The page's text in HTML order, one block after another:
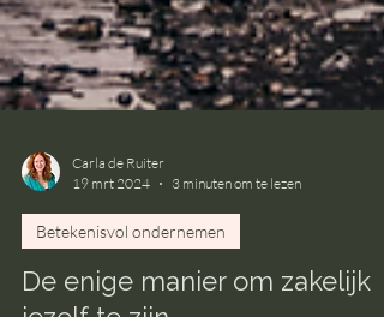
Carla de Ruiter
19 mrt 2024
3 minuten om te lezen
Betekenisvol ondernemen